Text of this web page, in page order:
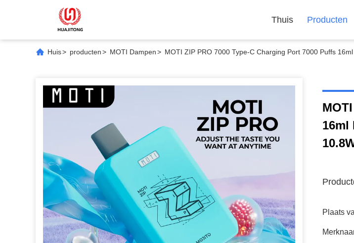
Thuis Producten
Huis> producten> MOTI Dampen> MOTI ZIP PRO 7000 Type-C Charging Port 7000 Puffs
16ml
Plaats